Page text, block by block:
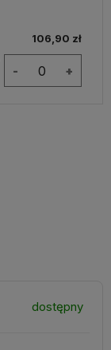
106,90 zł
- +
dostępny